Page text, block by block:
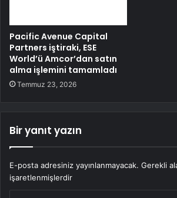
Pacific Avenue Capital
Partners iştiraki, ESE
World’ü Amcor’dan satın
alma işlemini tamamladı
Temmuz 23, 2026
Bir yanıt yazın
E-posta adresiniz yayınlanmayacak. Gerekli
işaretlenmişlerdir